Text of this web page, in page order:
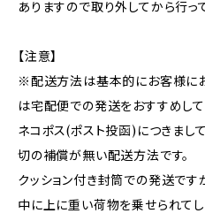
ありますので取り外してから行っ
【注意】
※配送方法は基本的にお客様に
は宅配便での発送をおすすめして
ネコポス(ポスト投函)につきまし
切の補償が無い配送方法です。
クッション付き封筒での発送です
中に上に重い荷物を乗せられて